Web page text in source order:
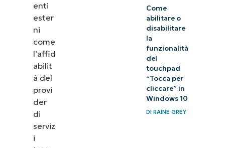
enti
ester
ni
come
l’affid
abilit
à del
provi
der
di
serviz
i
Come
abilitare o
disabilitare
la
funzionalità
del
touchpad
“Tocca per
cliccare” in
Windows 10
DIRAINE GREY